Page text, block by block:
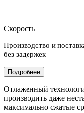
Скорость
Производство и
без задержек
Подробнее
Отлаженный
производить даже
максимально сжатые